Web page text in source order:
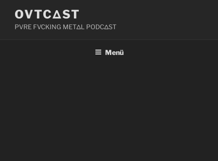
Inhalt
springen
OVTCΔST
PVRE FVCKING METΔL PODCΔST
Menü